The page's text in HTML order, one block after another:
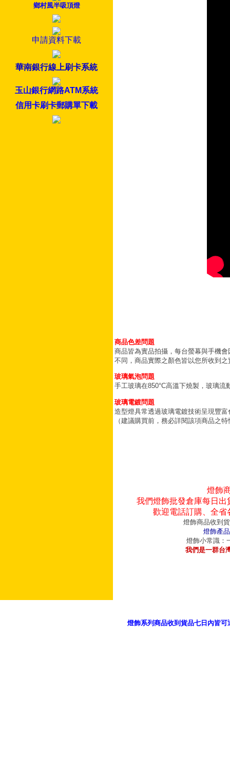
鄉村風半吸頂燈
申請資料下載
華南銀行線上刷卡系統
玉山銀行網路ATM系統
信用卡刷卡郵購單下載
商品色差問題
商品皆為實品拍攝，每台螢幕與手機
不同，商品實際之顏色皆以您所收到之
玻璃氣泡問題
手工玻璃在850°C高溫下燒製，玻璃
玻璃電鍍問題
造型燈具常透過玻璃電鍍技術呈現豐
（建議購買前，務必詳閱該項商品之
燈飾
我們燈飾批發倉庫每日
歡迎電話訂購、全
燈飾商品收到
燈飾產
燈飾小常識：
我們是一群台
燈飾系列商品收到貨品七日內皆